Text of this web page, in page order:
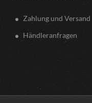
Zahlung und Versand
Händleranfragen